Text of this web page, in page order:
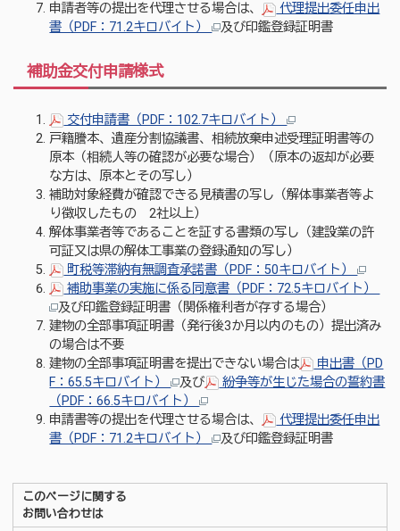
申請者等の提出を代理させる場合は、
代理提出委任申出
書（PDF：71.2キロバイト）
及び印鑑登録証明書
補助金交付申請様式
交付申請書（PDF：102.7キロバイト）
戸籍謄本、遺産分割協議書、相続放棄申述受理証明書等の
原本（相続人等の確認が必要な場合）（原本の返却が必要
な方は、原本とその写し）
補助対象経費が確認できる見積書の写し（解体事業者等よ
り徴収したもの 2社以上）
解体事業者等であることを証する書類の写し（建設業の許
可証又は県の解体工事業の登録通知の写し）
町税等滞納有無調査承諾書（PDF：50キロバイト）
補助事業の実施に係る同意書（PDF：72.5キロバイト）
及び印鑑登録証明書（関係権利者が存する場合）
建物の全部事項証明書（発行後3か月以内のもの）提出済み
の場合は不要
建物の全部事項証明書を提出できない場合は
申出書（PD
F：65.5キロバイト）
及び
紛争等が生じた場合の誓約書
（PDF：66.5キロバイト）
申請書等の提出を代理させる場合は、
代理提出委任申出
書（PDF：71.2キロバイト）
及び印鑑登録証明書
このページに関する
お問い合わせは